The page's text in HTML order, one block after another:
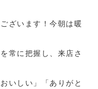
ざいます！今朝は暖
常に把握し、来店さ
いしい」「ありがと